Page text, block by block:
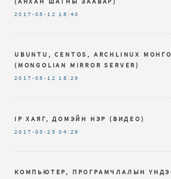
2017-05-12 18:40
UBUNTU, CENTOS, ARCHLINUX
(MONGOLIAN MIRROR SERVER)
2017-05-12 18:29
IP ХАЯГ, ДОМЭЙН НЭР (ВИДЕО)
2017-03-25 04:29
КОМПЬЮТЕР, ПРОГРАМЧЛАЛЫН